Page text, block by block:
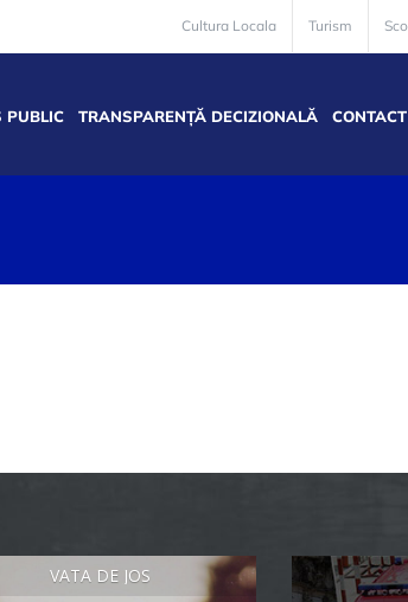
Cultura Locala Turism
PUBLIC TRANSPARENȚĂ DECIZIONALĂ CONTACT
VATA DE JOS